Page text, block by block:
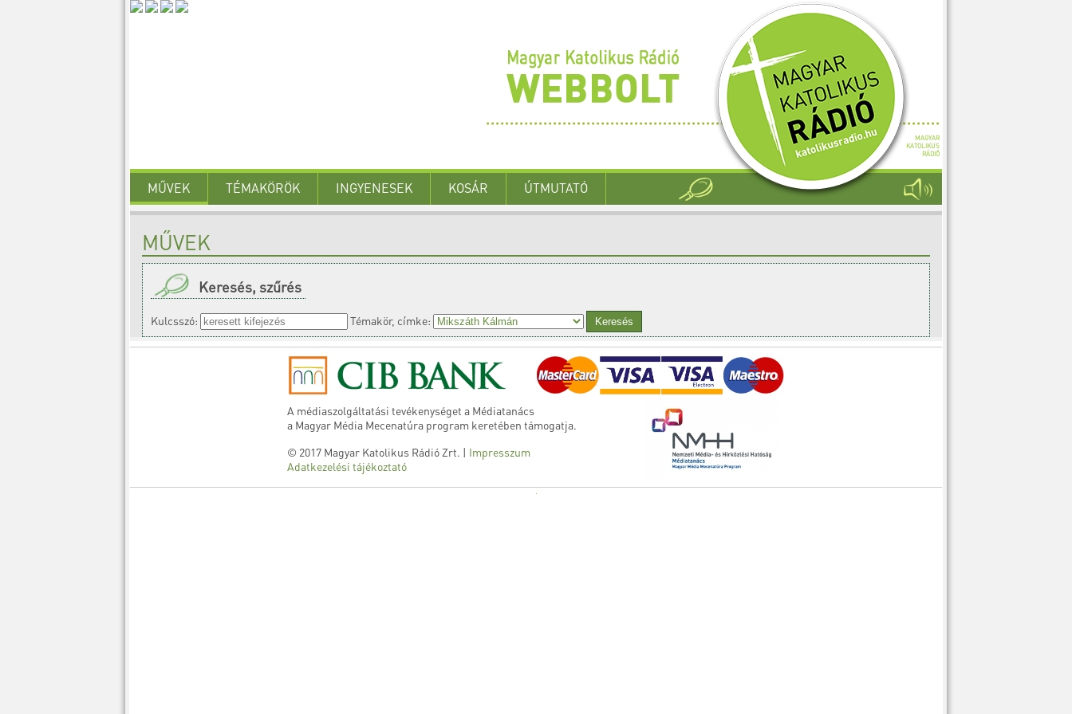
MAGYAR
KATOLIKUS
RÁDIÓ
MŰVEK TÉMAKÖRÖK INGYENESEK KOSÁR ÚTMUTATÓ
MŰVEK
Keresés, szűrés
Kulcsszó: Témakör, címke:
A médiaszolgáltatási tevékenységet a Médiatanács
a Magyar Média Mecenatúra program keretében támogatja.
© 2017 Magyar Katolikus Rádió Zrt. | Impresszum
Adatkezelési tájékoztató